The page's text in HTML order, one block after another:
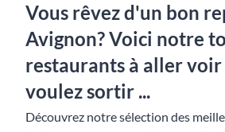
Vous rêvez d'un bon
Avignon? Voici notre
restaurants à aller voir
voulez sortir ...
Découvrez notre sélection des